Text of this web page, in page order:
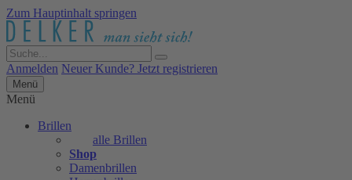
Zum Hauptinhalt springen
Anmelden Neuer Kunde? Jetzt registrieren
Menü
Menü
Brillen
alle Brillen
Shop
Damenbrillen